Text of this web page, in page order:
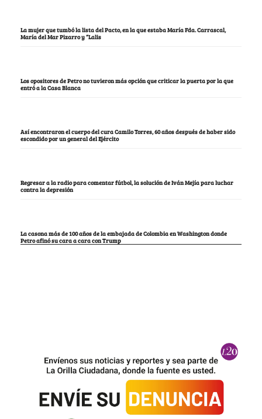
La mujer que tumbó la lista del Pacto, en la que estaba María Fda. Carrascal,
María del Mar Pizarro y “Lalis
Los opositores de Petro no tuvieron más opción que criticar la puerta por la que
entró a la Casa Blanca
Así encontraron el cuerpo del cura Camilo Torres, 60 años después de haber sido
escondido por un general del Ejército
Regresar a la radio para comentar fútbol, la solución de Iván Mejía para luchar
contra la depresión
La casona más de 100 años de la embajada de Colombia en Washington donde
Petro afinó su cara a cara con Trump